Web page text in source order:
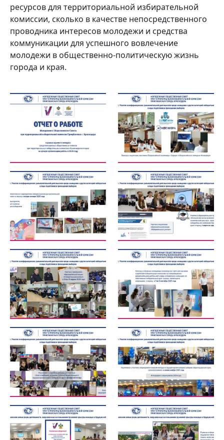
ресурсов для территориальной избирательной
комиссии, сколько в качестве непосредственного
проводника интересов молодежи и средства
коммуникации для успешного вовлечение
молодежи в общественно-политическую жизнь
города и края.